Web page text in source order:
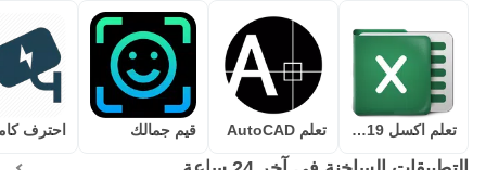
تعلم اكسل 2019 تعلم AutoCAD قيم جمالك